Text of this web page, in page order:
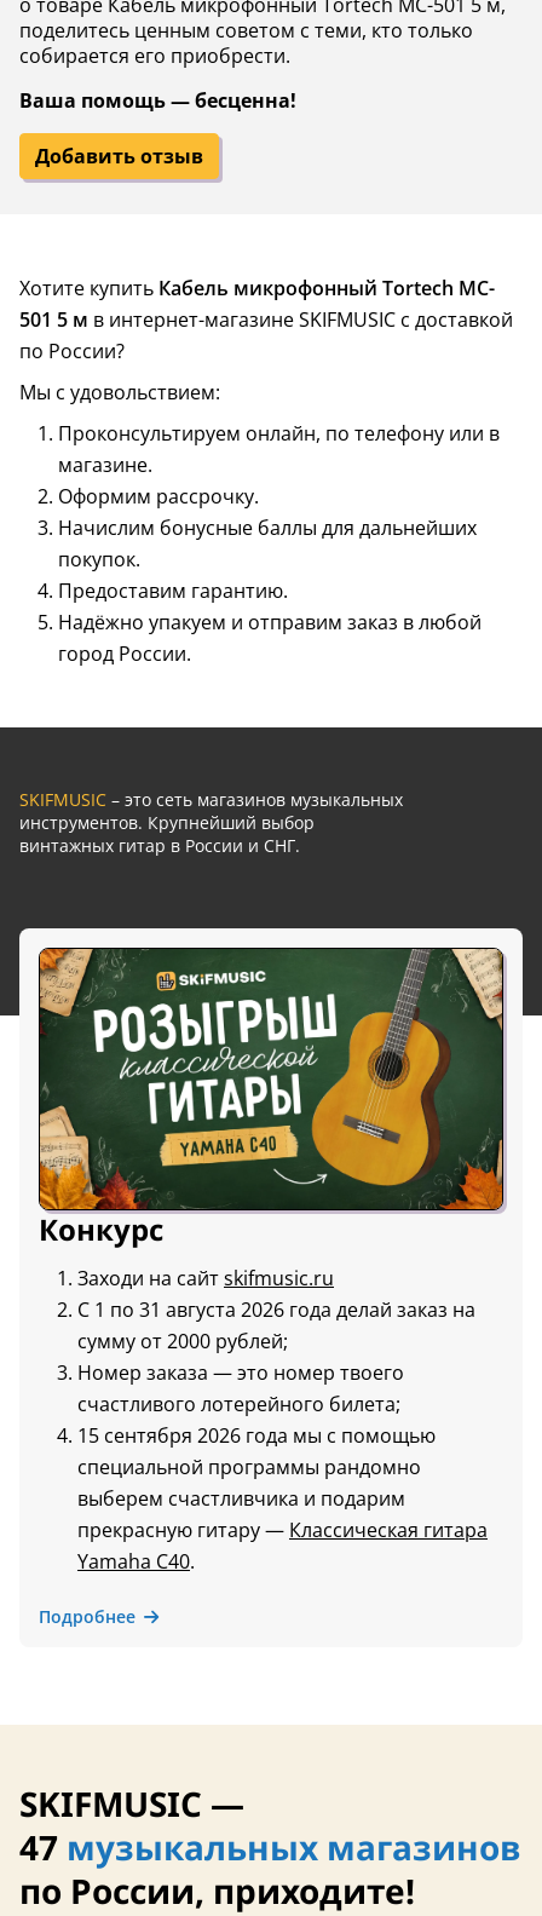
поделитесь ценным советом с теми, кто только
собирается его приобрести.
Ваша помощь — бесценна!
Добавить отзыв
Хотите купить Кабель микрофонный Tortech MC-
501 5 м в интернет-магазине SKIFMUSIC с доставкой
по России?
Мы с удовольствием:
Проконсультируем онлайн, по телефону или в
магазине.
Оформим рассрочку.
Начислим бонусные баллы для дальнейших
покупок.
Предоставим гарантию.
Надёжно упакуем и отправим заказ в любой
город России.
SKIFMUSIC – это сеть магазинов музыкальных
инструментов. Крупнейший выбор
винтажных гитар в России и СНГ.
Конкурс
Заходи на сайтskifmusic.ru
С 1 по 31 августа 2026 года делай заказ на
сумму от 2000 рублей;
Номер заказа — это номер твоего
счастливого лотерейного билета;
15 сентября 2026 года мы с помощью
специальной программы рандомно
выберем счастливчика и подарим
прекрасную гитару — Классическая гитара
Yamaha C40.
Подробнее
SKIFMUSIC —
47 музыкальных магазинов
по России, приходите!